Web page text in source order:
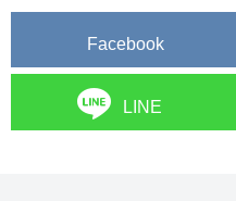
Facebook
LINE